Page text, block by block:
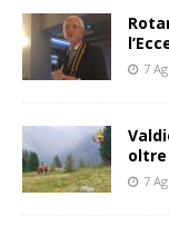
7
oltre
7